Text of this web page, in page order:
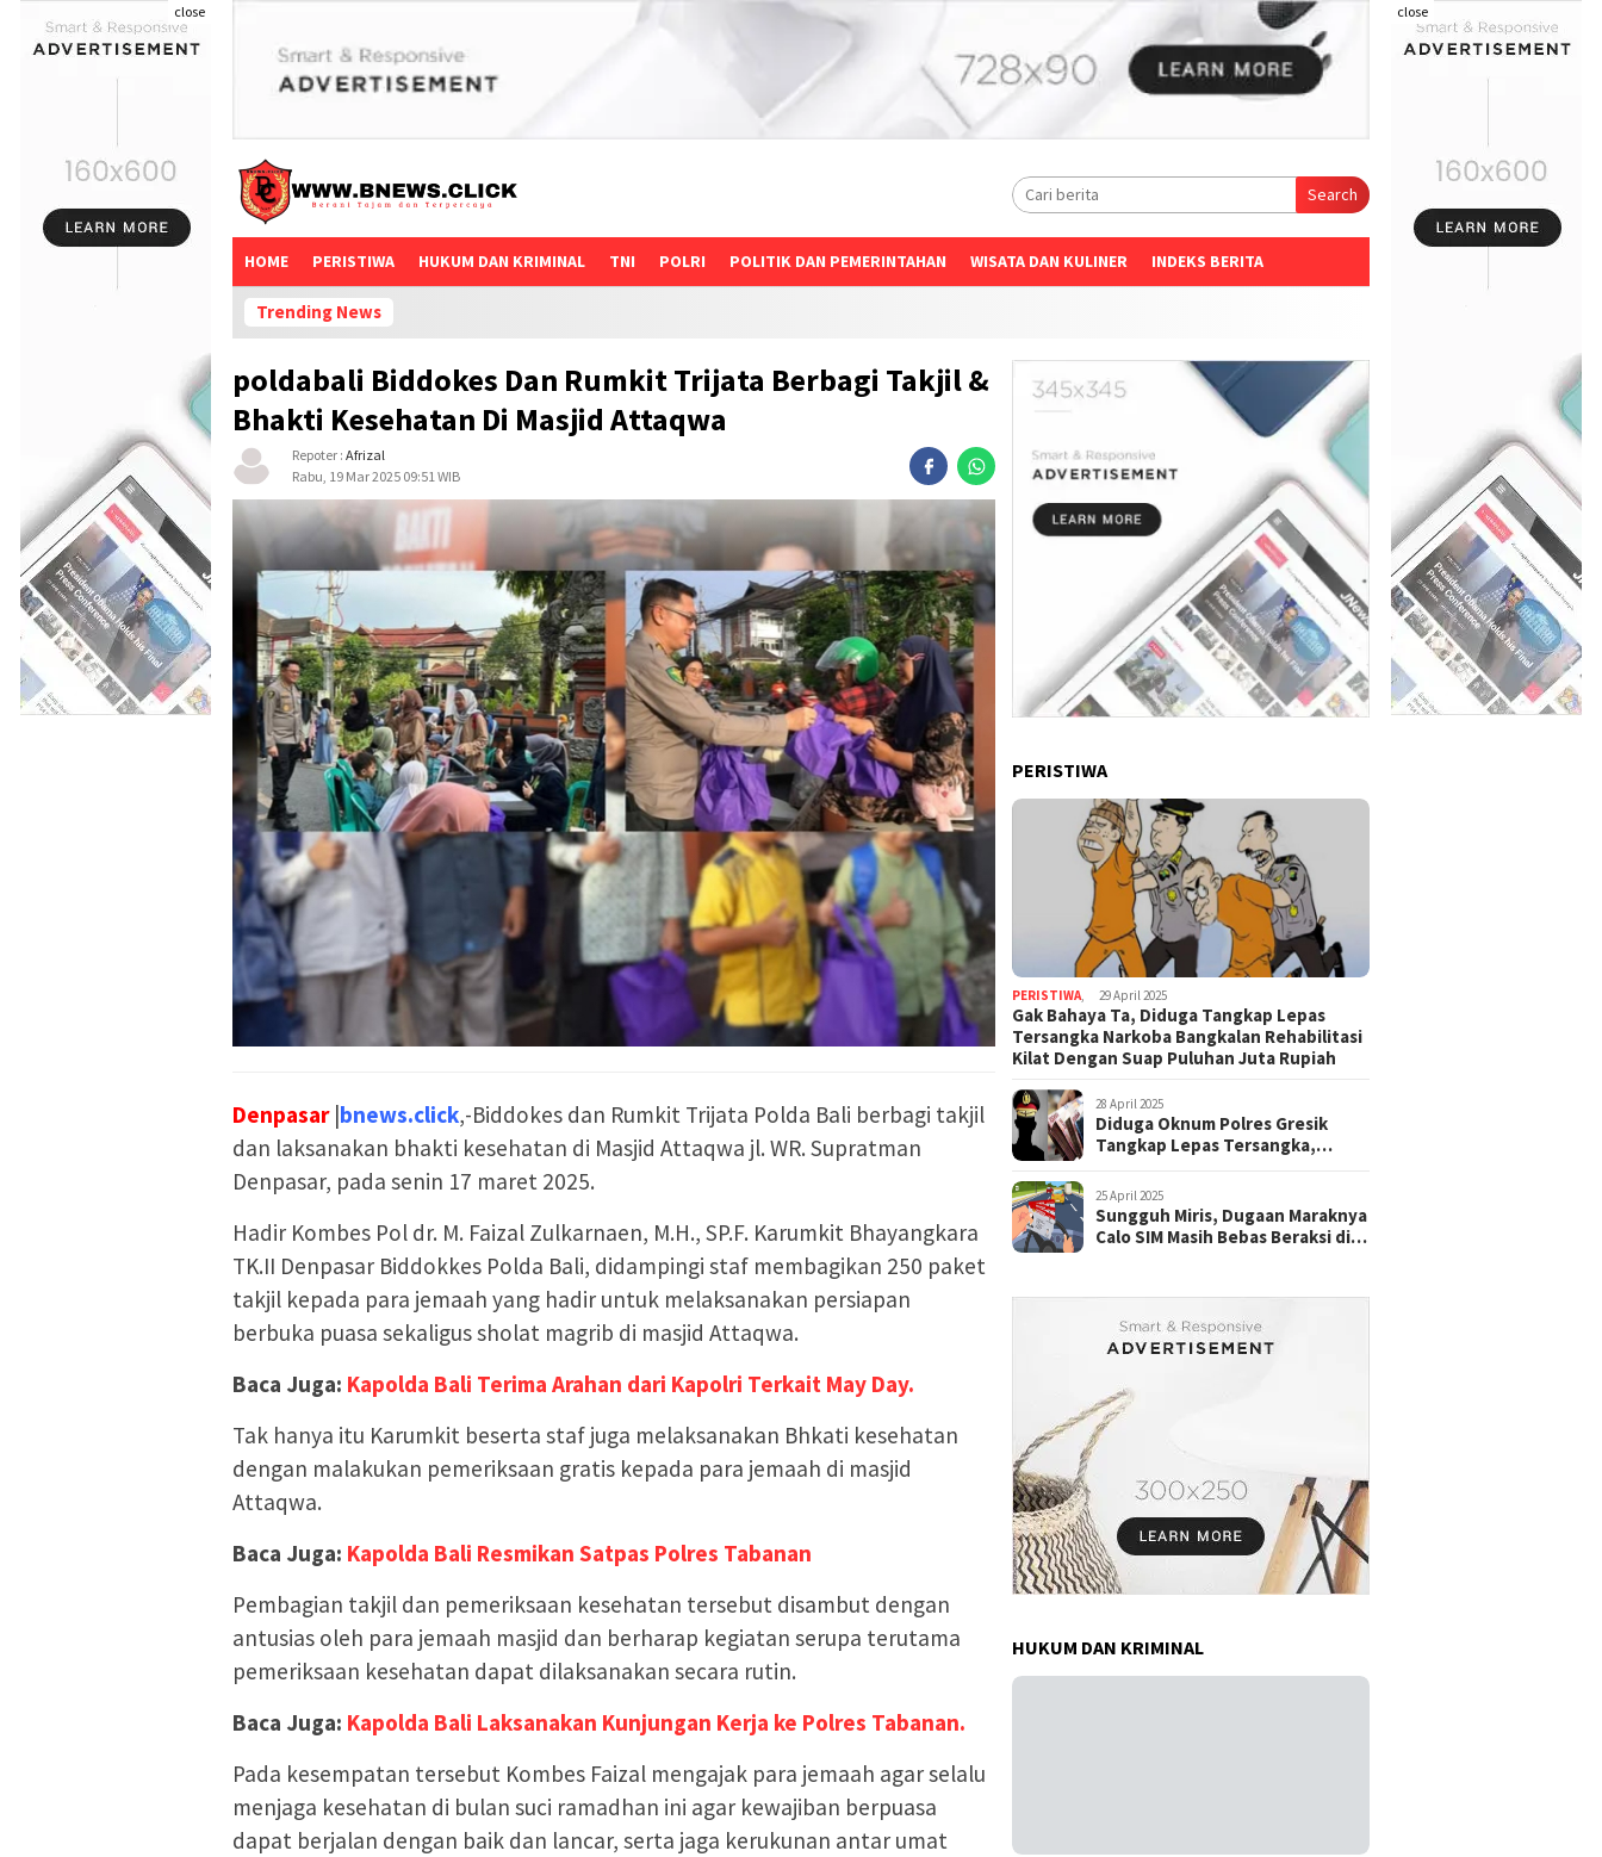
close close
Search
HOME PERISTIWA HUKUM DAN KRIMINAL TNI POLRI POLITIK DAN PEMERINTAHAN WISATA DAN KULINER INDEKS BERITA
Trending News
poldabali Biddokes Dan Rumkit Trijata Berbagi Takjil &
Bhakti Kesehatan Di Masjid Attaqwa
Repoter : Afrizal
Rabu, 19 Mar 2025 09:51 WIB
Denpasar|bnews.click,-Biddokes dan Rumkit Trijata Polda Bali berbagi takjil
dan laksanakan bhakti kesehatan di Masjid Attaqwa jl. WR. Supratman
Denpasar, pada senin 17 maret 2025.
Hadir Kombes Pol dr. M. Faizal Zulkarnaen, M.H., SP.F. Karumkit Bhayangkara
TK.II Denpasar Biddokkes Polda Bali, didampingi staf membagikan 250 paket
takjil kepada para jemaah yang hadir untuk melaksanakan persiapan
berbuka puasa sekaligus sholat magrib di masjid Attaqwa.
Baca Juga: Kapolda Bali Terima Arahan dari Kapolri Terkait May Day.
Tak hanya itu Karumkit beserta staf juga melaksanakan Bhkati kesehatan
dengan malakukan pemeriksaan gratis kepada para jemaah di masjid
Attaqwa.
Baca Juga: Kapolda Bali Resmikan Satpas Polres Tabanan
Pembagian takjil dan pemeriksaan kesehatan tersebut disambut dengan
antusias oleh para jemaah masjid dan berharap kegiatan serupa terutama
pemeriksaan kesehatan dapat dilaksanakan secara rutin.
Baca Juga: Kapolda Bali Laksanakan Kunjungan Kerja ke Polres Tabanan.
Pada kesempatan tersebut Kombes Faizal mengajak para jemaah agar selalu
menjaga kesehatan di bulan suci ramadhan ini agar kewajiban berpuasa
dapat berjalan dengan baik dan lancar, serta jaga kerukunan antar umat
PERISTIWA
PERISTIWA, 29 April 2025
Gak Bahaya Ta, Diduga Tangkap Lepas
Tersangka Narkoba Bangkalan Rehabilitasi
Kilat Dengan Suap Puluhan Juta Rupiah
28 April 2025
Diduga Oknum Polres Gresik
Tangkap Lepas Tersangka,
25 April 2025
Sungguh Miris, Dugaan Maraknya
Calo SIM Masih Bebas Beraksi di
HUKUM DAN KRIMINAL